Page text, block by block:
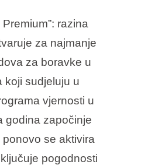
: razina
za najmanje
za boravke u
koji sudjeluju u
vjernosti u
godina započinje
se aktivira
pogodnosti